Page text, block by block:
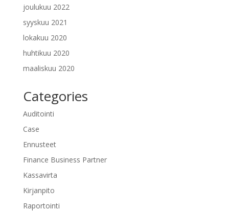
joulukuu 2022
syyskuu 2021
lokakuu 2020
huhtikuu 2020
maaliskuu 2020
Categories
Auditointi
Case
Ennusteet
Finance Business Partner
Kassavirta
Kirjanpito
Raportointi